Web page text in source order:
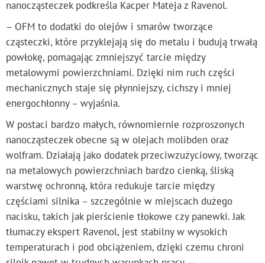
nanocząsteczek podkreśla Kacper Mateja z Ravenol.
– OFM to dodatki do olejów i smarów tworzące
cząsteczki, które przyklejają się do metalu i budują trwałą
powłokę, pomagając zmniejszyć tarcie między
metalowymi powierzchniami. Dzięki nim ruch części
mechanicznych staje się płynniejszy, cichszy i mniej
energochłonny – wyjaśnia.
W postaci bardzo małych, równomiernie rozproszonych
nanocząsteczek obecne są w olejach molibden oraz
wolfram. Działają jako dodatek przeciwzużyciowy, tworząc
na metalowych powierzchniach bardzo cienką, śliską
warstwę ochronną, która redukuje tarcie między
częściami silnika – szczególnie w miejscach dużego
nacisku, takich jak pierścienie tłokowe czy panewki. Jak
tłumaczy ekspert Ravenol, jest stabilny w wysokich
temperaturach i pod obciążeniem, dzięki czemu chroni